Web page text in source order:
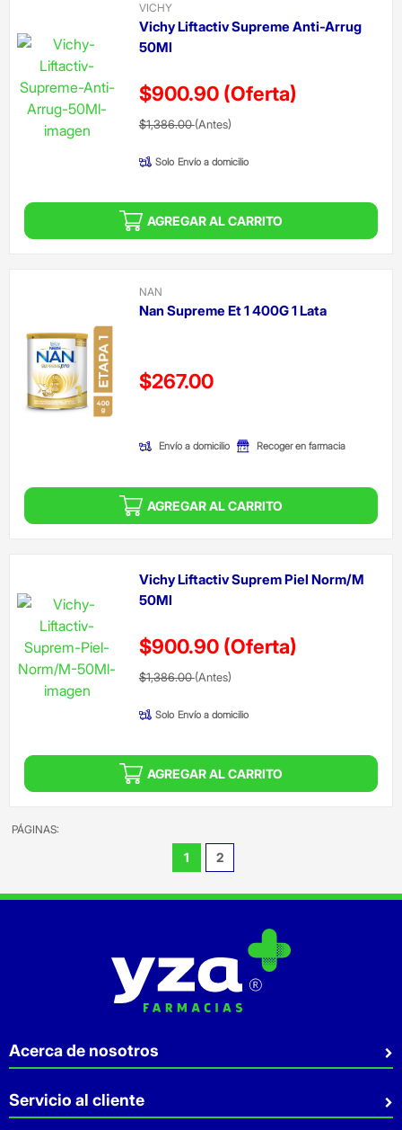
VICHY
Vichy Liftactiv Supreme Anti-Arrug
50Ml
$900.90 (Oferta)
Precio reducido de
$1,386.00(Antes)(Oferta)
Solo Envío a domicilio
AGREGAR AL CARRITO
NAN
Nan Supreme Et 1 400G 1 Lata
Precio reducido de
$267.00
Envío a domicilio Recoger en farmacia
AGREGAR AL CARRITO
Vichy Liftactiv Suprem Piel Norm/M
50Ml
$900.90 (Oferta)
Precio reducido de
$1,386.00(Antes)(Oferta)
Solo Envío a domicilio
AGREGAR AL CARRITO
PÁGINAS:
1 2
Acerca de nosotros
Quiénes somos
Sostenibilidad
Servicio al cliente